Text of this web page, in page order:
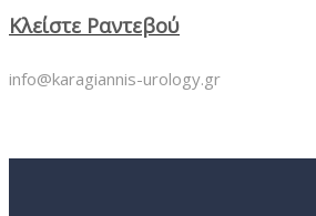
Κλείστε Ραντεβού
info@karagiannis-urology.gr